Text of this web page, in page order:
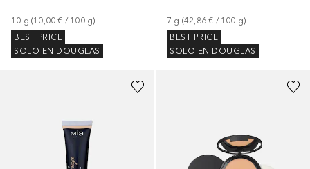
10 g (10,00 € / 100 g)
BEST PRICE
SOLO EN DOUGLAS
7 g (42,86 € / 100 g)
BEST PRICE
SOLO EN DOUGLAS
+17 +3